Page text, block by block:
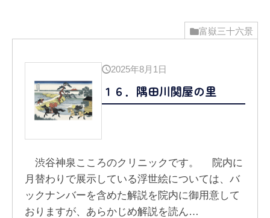
富嶽三十六景
2025年8月1日
１６．隅田川関屋の里
渋谷神泉こころのクリニックです。 院内に
月替わりで展示している浮世絵については、バ
ックナンバーを含めた解説を院内に御用意して
おりますが、あらかじめ解説を読ん…